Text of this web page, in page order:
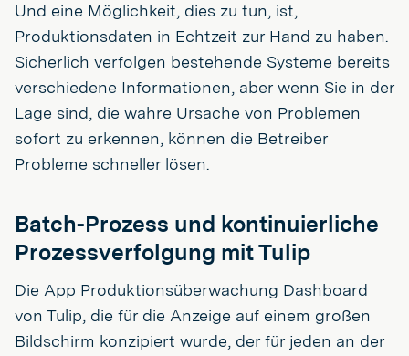
Und eine Möglichkeit, dies zu tun, ist,
Produktionsdaten in Echtzeit zur Hand zu haben.
Sicherlich verfolgen bestehende Systeme bereits
verschiedene Informationen, aber wenn Sie in der
Lage sind, die wahre Ursache von Problemen
sofort zu erkennen, können die Betreiber
Probleme schneller lösen.
Batch-Prozess und kontinuierliche
Prozessverfolgung mit Tulip
Die App Produktionsüberwachung Dashboard
von Tulip, die für die Anzeige auf einem großen
Bildschirm konzipiert wurde, der für jeden an der